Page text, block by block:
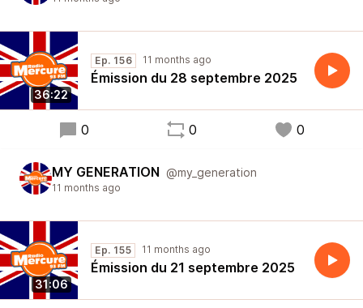
36:22
Ep. 156 11 months ago
Émission du 28 septembre 2025
0 0 0
MY GENERATION @my_generation
11 months ago
31:06
Ep. 155 11 months ago
Émission du 21 septembre 2025